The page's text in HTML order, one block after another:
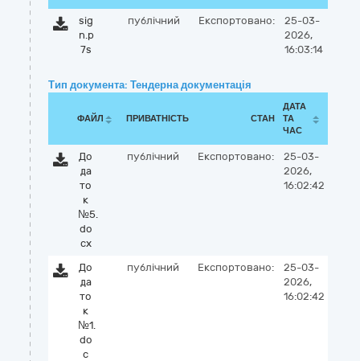
sig
n.p
7s
публічний Експортовано:
25-03-
2026,
16:03:14
Тип документа: Тендерна документація
ФАЙЛ ПРИВАТНІСТЬ СТАН
ДАТА
ТА
ЧАС
До
да
то
к
№5.
do
cx
публічний Експортовано:
25-03-
2026,
16:02:42
До
да
то
к
№1.
do
c
публічний Експортовано:
25-03-
2026,
16:02:42